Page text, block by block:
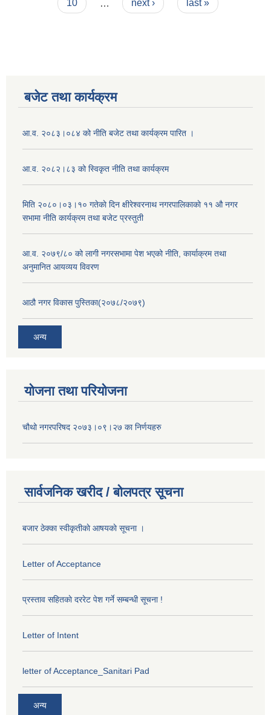
10 next › last »
बजेट तथा कार्यक्रम
आ.व. २०८३।०८४ को नीति बजेट तथा कार्यक्रम पारित ।
आ.व. २०८२।८३ को स्विकृत नीति तथा कार्यक्रम
मिति २०८०।०३।१० गतेकाे दिन क्षीरेश्वरनाथ नगरपालिकाकाे ११ ‍औ नगर
सभामा नीति कार्यक्रम तथा बजेट प्रस्तुती
आ.व. २०७९/८० को लागी नगरसभामा पेश भएको नीति, कार्याक्रम तथा
अनुमानित आयव्यय विवरण
आठौ नगर विकास पुस्तिका(२०७८/२०७९)
अन्य
योजना तथा परियोजना
चौथो नगरपरिषद २०७३।०९।२७ का निर्णयहरु
सार्वजनिक खरीद / बोलपत्र सूचना
बजार ठेक्का स्वीकृतीकाे आषयकाे सूचना ।
Letter of Acceptance
प्रस्ताव सहितकाे दररेट पेश गर्ने सम्बन्धी सूचना !
Letter of Intent
letter of Acceptance_Sanitari Pad
अन्य